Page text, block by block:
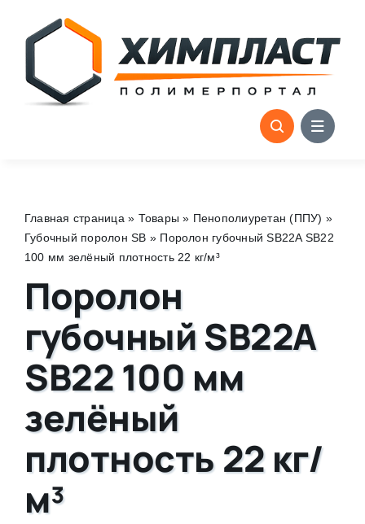
content
Главная страница » Товары » Пенополиуретан (ППУ) »
Губочный поролон SB » Поролон губочный SB22A SB22
100 мм зелёный плотность 22 кг/м³
Поролон
губочный SB22A
SB22 100 мм
зелёный
плотность 22 кг/
м³